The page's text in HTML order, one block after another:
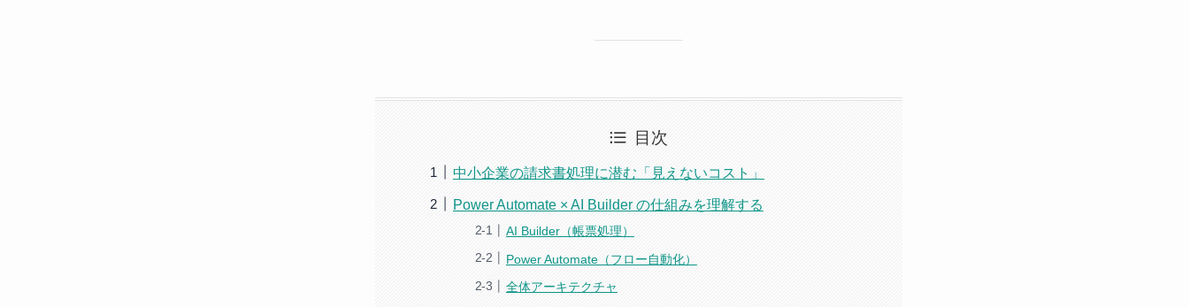
目次
中小企業の請求書処理に潜む「見えないコスト」
Power Automate × AI Builder の仕組みを理解する
AI Builder（帳票処理）
Power Automate（フロー自動化）
全体アーキテクチャ